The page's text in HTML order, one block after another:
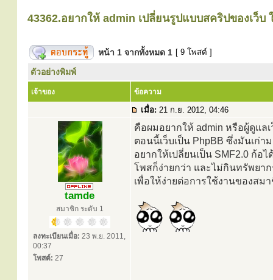
43362.อยากให้ admin เปลี่ยนรูปแบบสคริปของเว็
หน้า 1 จากทั้งหมด 1 [ 9 โพสต์ ]
ตัวอย่างพิมพ์
เจ้าของ ข้อความ
เมื่อ: 21 ก.ย. 2012, 04:46
tamde
สมาชิก ระดับ 1
ลงทะเบียนเมื่อ: 23 พ.ย. 2011,
00:37
โพสต์: 27
คือผมอยากให้ admin หรือผู้ดูแล
ตอนนี้เว็บเป็น PhpBB ซึ่งมันเก่า
อยากให้เปลี่ยนเป็น SMF2.0 ก้อ
โพสก็ง่ายกว่า และไม่กินทรัพยาก
เพื่อให้ง่ายต่อการใช้งานของสม